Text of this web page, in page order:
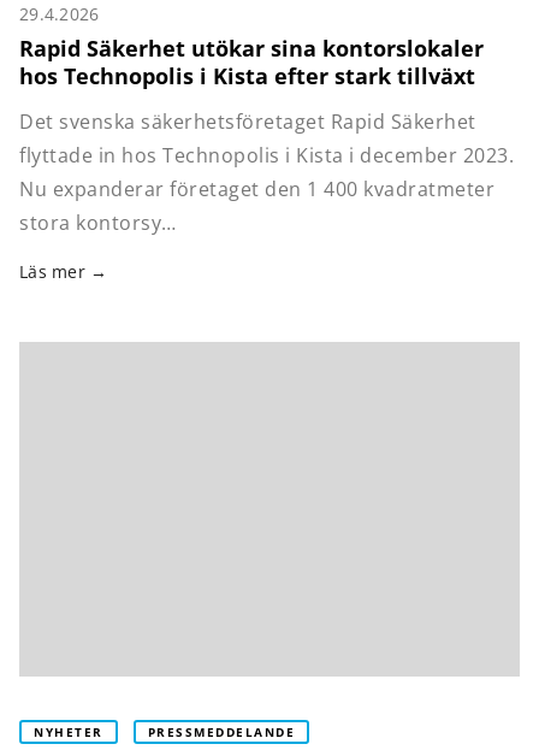
29.4.2026
Rapid Säkerhet utökar sina kontorslokaler
hos Technopolis i Kista efter stark tillväxt
Det svenska säkerhetsföretaget Rapid Säkerhet
flyttade in hos Technopolis i Kista i december 2023.
Nu expanderar företaget den 1 400 kvadratmeter
stora kontorsy…
Läs mer
NYHETER PRESSMEDDELANDE